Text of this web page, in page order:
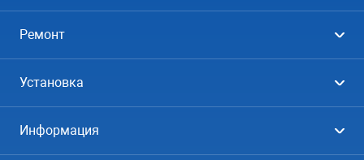
Ремонт
Посудомоечные машины
Установка
Информация